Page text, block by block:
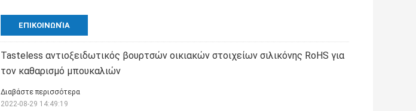
ΕΠΙΚΟΙΝΩΝΊΑ
Tasteless αντιοξειδωτικός βουρτσών οικιακών στοιχείων σιλικόνης RoHS για
τον καθαρισμό μπουκαλιών
Διαβάστε περισσότερα
2022-08-29 14:49:19